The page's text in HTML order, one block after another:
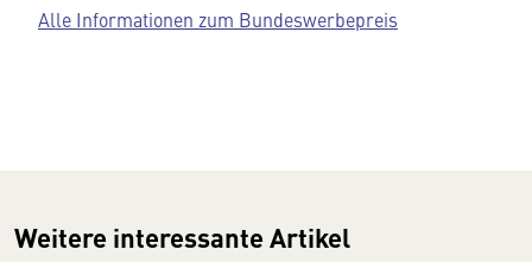
Alle Informationen zum Bundeswerbepreis
Weitere interessante Artikel